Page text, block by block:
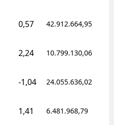
0,57 42.912.664,95
2,24 10.799.130,06
-1,04 24.055.636,02
1,41 6.481.968,79